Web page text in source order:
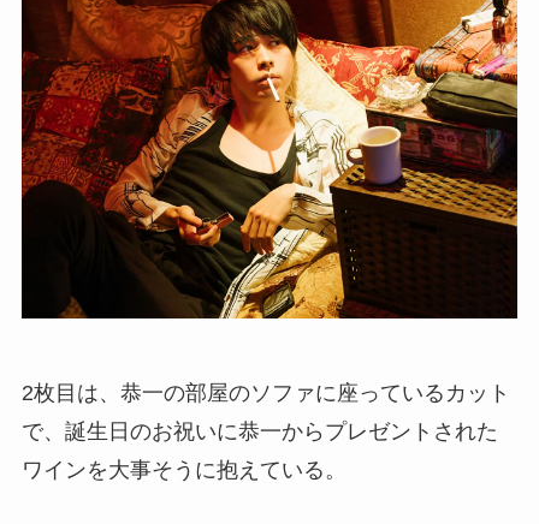
2枚目は、恭一の部屋のソファに座っているカット
で、誕生日のお祝いに恭一からプレゼントされた
ワインを大事そうに抱えている。